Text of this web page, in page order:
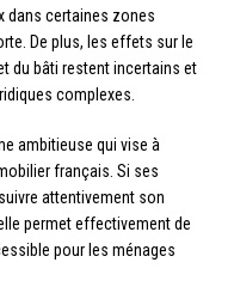
dans certaines zones
De plus, les effets sur le
du bâti restent incertains et
complexes.
ambitieuse qui vise à
français. Si ses
attentivement son
permet effectivement de
pour les ménages